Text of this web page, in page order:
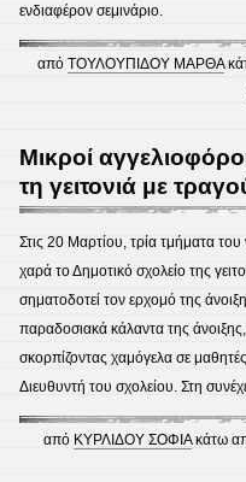
ενδιαφέρον σεμινάριο.
απόΤΟΥΛΟΥΠΙΔΟΥ ΜΑΡΘΑ
Μικροί
τη γειτονιά με
Στις 20 Μαρτίου, τρία τμήματα
χαρά το Δημοτικό σχολείο της
σηματοδοτεί τον ερχομό της
παραδοσιακά κάλαντα της
σκορπίζοντας χαμόγελα σε
Διευθυντή του σχολείου. Στη
από ΚΥΡΛΙΔΟΥ ΣΟΦΙΑκάτω